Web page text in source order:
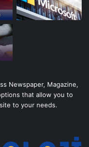
Newspaper, Magazine,
that allow you to
to your needs.